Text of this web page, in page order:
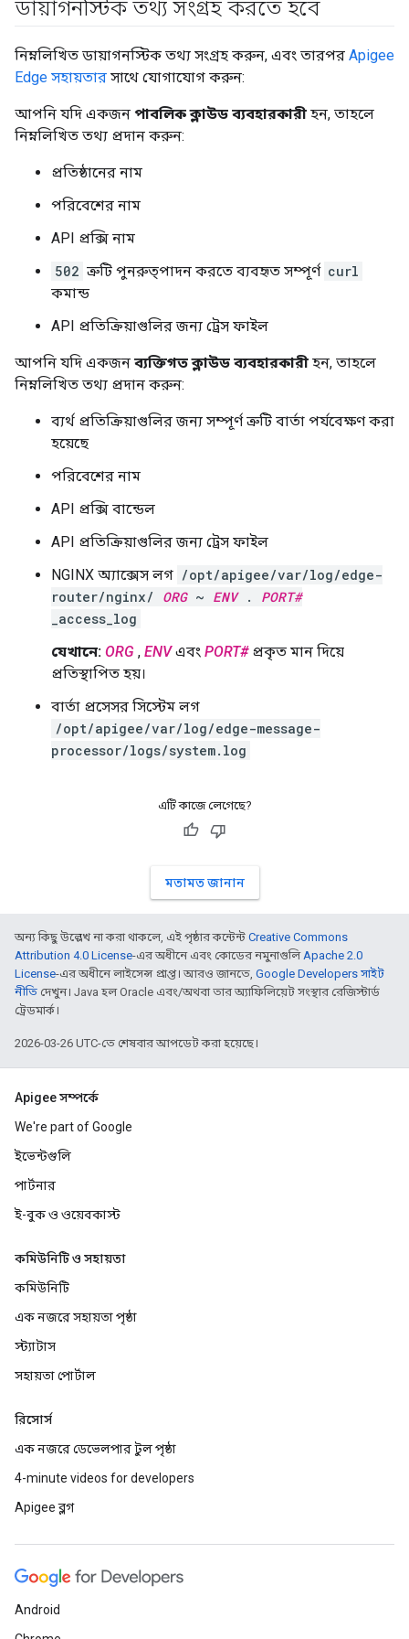
ডায়াগনস্টিক তথ্য সংগ্রহ করতে হবে
নিম্নলিখিত ডায়াগনস্টিক তথ্য সংগ্রহ করুন, এবং তারপর Apigee
Edge সহায়তার সাথে যোগাযোগ করুন:
আপনি যদি একজন পাবলিক ক্লাউড ব্যবহারকারী হন, তাহলে
নিম্নলিখিত তথ্য প্রদান করুন:
প্রতিষ্ঠানের নাম
পরিবেশের নাম
API প্রক্সি নাম
502 ত্রুটি পুনরুত্পাদন করতে ব্যবহৃত সম্পূর্ণ curl
কমান্ড
API প্রতিক্রিয়াগুলির জন্য ট্রেস ফাইল
আপনি যদি একজন ব্যক্তিগত ক্লাউড ব্যবহারকারী হন, তাহলে
নিম্নলিখিত তথ্য প্রদান করুন:
ব্যর্থ প্রতিক্রিয়াগুলির জন্য সম্পূর্ণ ত্রুটি বার্তা পর্যবেক্ষণ করা
হয়েছে
পরিবেশের নাম
API প্রক্সি বান্ডেল
API প্রতিক্রিয়াগুলির জন্য ট্রেস ফাইল
NGINX অ্যাক্সেস লগ /opt/apigee/var/log/edge-
router/nginx/ ORG~ ENV. PORT#
_access_log
যেখানে: ORG , ENVএবং PORT#প্রকৃত মান দিয়ে
প্রতিস্থাপিত হয়।
বার্তা প্রসেসর সিস্টেম লগ
/opt/apigee/var/log/edge-message-
processor/logs/system.log
এটি কাজে লেগেছে?
মতামত জানান
অন্য কিছু উল্লেখ না করা থাকলে, এই পৃষ্ঠার কন্টেন্ট Creative Commons
Attribution 4.0 License-এর অধীনে এবং কোডের নমুনাগুলিApache 2.0
License-এর অধীনে লাইসেন্স প্রাপ্ত। আরও জানতে, Google Developers সাইট
নীতি দেখুন। Java হল Oracle এবং/অথবা তার অ্যাফিলিয়েট সংস্থার রেজিস্টার্ড
ট্রেডমার্ক।
2026-03-26 UTC-তে শেষবার আপডেট করা হয়েছে।
Apigee সম্পর্কে
We're part of Google
ইভেন্টগুলি
পার্টনার
ই-বুক ও ওয়েবকাস্ট
কমিউনিটি ও সহায়তা
কমিউনিটি
এক নজরে সহায়তা পৃষ্ঠা
স্ট্যাটাস
সহায়তা পোর্টাল
রিসোর্স
এক নজরে ডেভেলপার টুল পৃষ্ঠা
4-minute videos for developers
Apigee ব্লগ
Android